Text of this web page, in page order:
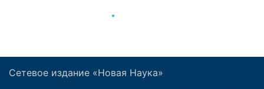
Сетевое издание «Новая Наука»